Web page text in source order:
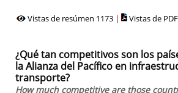
Vistas de resúmen 1173 | Vistas de
¿Qué tan competitivos son los
la Alianza del Pacífico en
transporte?
How much competitive are those